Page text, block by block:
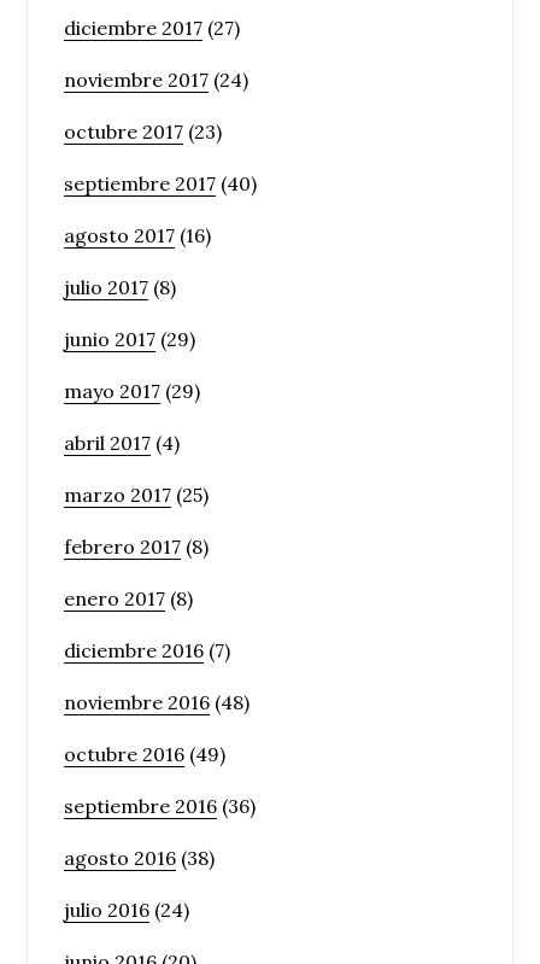
diciembre 2017 (27)
noviembre 2017 (24)
octubre 2017 (23)
septiembre 2017 (40)
agosto 2017 (16)
julio 2017 (8)
junio 2017 (29)
mayo 2017 (29)
abril 2017 (4)
marzo 2017 (25)
febrero 2017 (8)
enero 2017 (8)
diciembre 2016 (7)
noviembre 2016 (48)
octubre 2016 (49)
septiembre 2016 (36)
agosto 2016 (38)
julio 2016 (24)